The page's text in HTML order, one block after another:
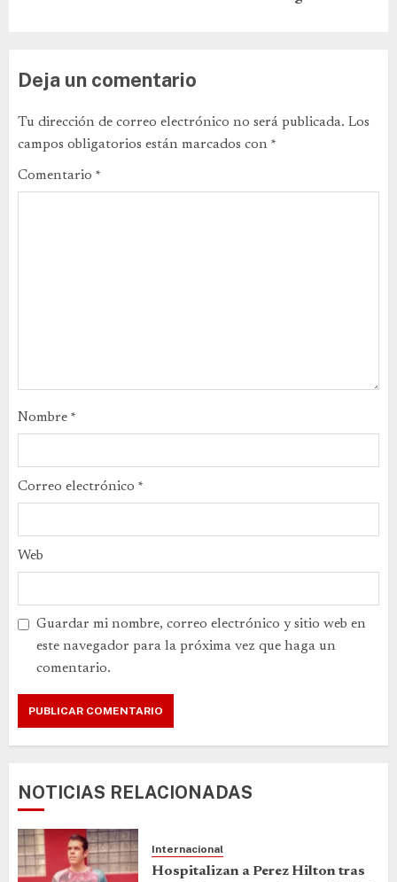
Deja un comentario
Tu dirección de correo electrónico no será publicada. Los
campos obligatorios están marcados con *
Comentario *
Nombre *
Correo electrónico *
Web
Guardar mi nombre, correo electrónico y sitio web en
este navegador para la próxima vez que haga un
comentario.
NOTICIAS RELACIONADAS
Internacional
Hospitalizan a Perez Hilton tras